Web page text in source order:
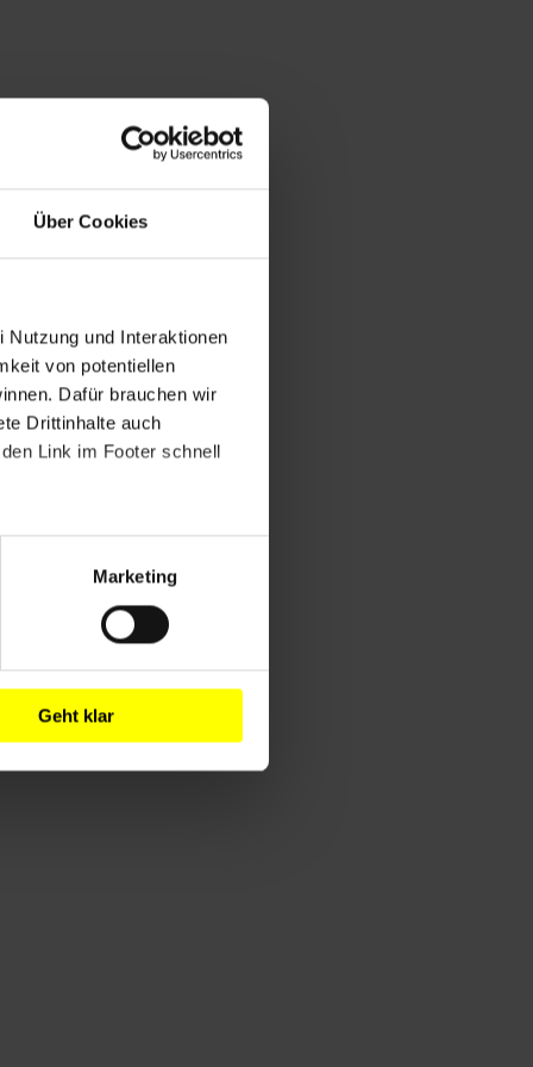
Über Cookies
Nutzung und Interaktionen
von potentiellen
Dafür brauchen wir
Drittinhalte auch
Link im Footer schnell
Marketing
Geht klar